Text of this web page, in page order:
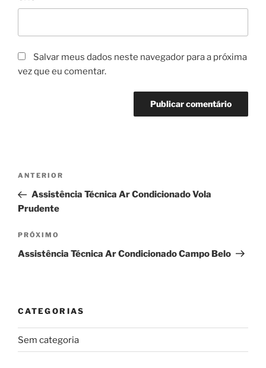
Salvar meus dados neste navegador para a próxima
vez que eu comentar.
Navegação
Post
Post
anterior
ANTERIOR
Assistência Técnica Ar Condicionado Vola
Prudente
Próximo
post
PRÓXIMO
Assistência Técnica Ar Condicionado Campo Belo
CATEGORIAS
Sem categoria